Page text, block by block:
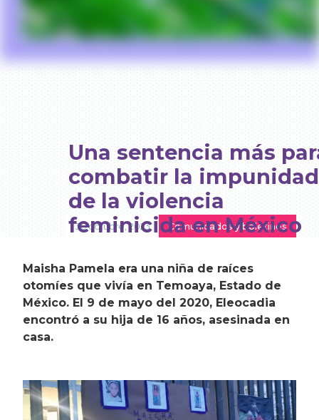
Una sentencia más
combatir la impunidad
de la violencia
feminicida en México
Comunicados y boletines
30 octubre, 2023
Maisha Pamela era una niña de raíces
otomíes que vivía en Temoaya, Estado de
México. El 9 de mayo del 2020, Eleocadia
encontró a su hija de 16 años, asesinada en
casa.